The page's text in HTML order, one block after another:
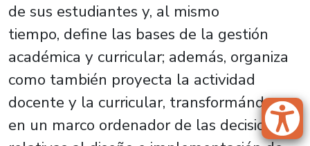
de sus estudiantes y, al mismo
tiempo, define las bases de la gestión
académica y curricular; además, organiza
como también proyecta la actividad
docente y la curricular, transformándose
en un marco ordenador de las decisiones